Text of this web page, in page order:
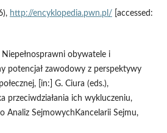
http://encyklopedia.pwn.pl/ [accessed:
obywatele i
potencjał zawodowy z perspektywy
[in:] G. Ciura (eds.),
przeciwdziałania ich wykluczeniu,
Analiz SejmowychKancelarii Sejmu,